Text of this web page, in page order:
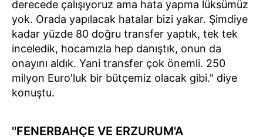
derecede çalışıyoruz ama hata yapma lüksümüz
yok. Orada yapılacak hatalar bizi yakar. Şimdiye
kadar yüzde 80 doğru transfer yaptık, tek tek
inceledik, hocamızla hep danıştık, onun da
onayını aldık. Yani transfer çok önemli. 250
milyon Euro'luk bir bütçemiz olacak gibi." diye
konuştu.
''FENERBAHÇE VE ERZURUM'A